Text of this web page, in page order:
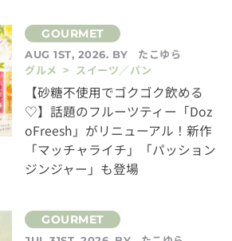
AUG 1ST, 2026. BY
たこゆら
グルメ > スイーツ／パン
【砂糖不使用でゴクゴク飲める
♡】話題のフルーツティー「Doz
oFreesh」がリニューアル！新作
「マッチャライチ」「パッション
ジンジャー」も登場